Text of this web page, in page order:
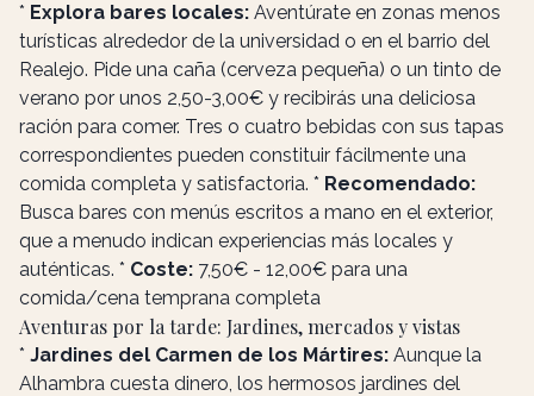
* Explora bares locales: Aventúrate en zonas menos
turísticas alrededor de la universidad o en el barrio del
Realejo. Pide una caña (cerveza pequeña) o un tinto de
verano por unos 2,50-3,00€ y recibirás una deliciosa
ración para comer. Tres o cuatro bebidas con sus tapas
correspondientes pueden constituir fácilmente una
comida completa y satisfactoria. * Recomendado:
Busca bares con menús escritos a mano en el exterior,
que a menudo indican experiencias más locales y
auténticas. * Coste: 7,50€ - 12,00€ para una
comida/cena temprana completa
Aventuras por la tarde: Jardines, mercados y vistas
* Jardines del Carmen de los Mártires: Aunque la
Alhambra cuesta dinero, los hermosos jardines del